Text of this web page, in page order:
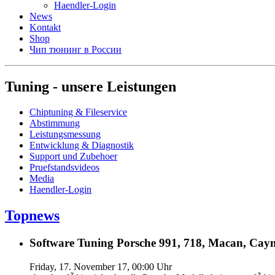
Haendler-Login
News
Kontakt
Shop
Чип тюнинг в России
Tuning - unsere Leistungen
Chiptuning & Fileservice
Abstimmung
Leistungsmessung
Entwicklung & Diagnostik
Support und Zubehoer
Pruefstandsvideos
Media
Haendler-Login
Topnews
Software Tuning Porsche 991, 718, Macan,
Friday, 17. November 17, 00:00 Uhr